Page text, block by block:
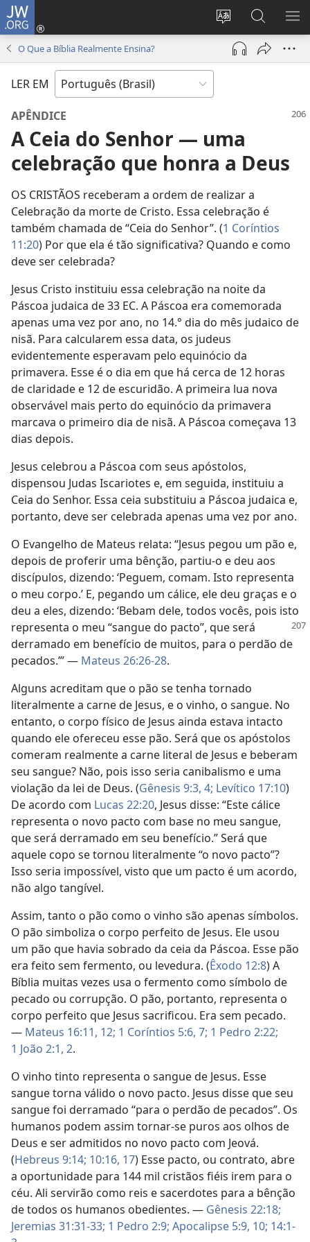
JW.ORG
Mudar
idioma
Log
(abre
janela)
Buscar
no
JW.ORG
O Que a Bíblia Realmente Ensina?
LER EM
APÊNDICE
A Ceia do Senhor — uma
celebração que honra a Deus
OS CRISTÃOS receberam a ordem de realizar a
Celebração da morte de Cristo. Essa celebração é
também chamada de “Ceia do Senhor”. (1 Coríntios
11:20) Por que ela é tão significativa? Quando e como
deve ser celebrada?
Jesus Cristo instituiu essa celebração na noite da
Páscoa judaica de 33 EC. A Páscoa era comemorada
apenas uma vez por ano, no 14.° dia do mês judaico de
nisã. Para calcularem essa data, os judeus
evidentemente esperavam pelo equinócio da
primavera. Esse é o dia em que há cerca de 12 horas
de claridade e 12 de escuridão. A primeira lua nova
observável mais perto do equinócio da primavera
marcava o primeiro dia de nisã. A Páscoa começava 13
dias depois.
Jesus celebrou a Páscoa com seus apóstolos,
dispensou Judas Iscariotes e, em seguida, instituiu a
Ceia do Senhor. Essa ceia substituiu a Páscoa judaica e,
portanto, deve ser celebrada apenas uma vez por ano.
O Evangelho de Mateus relata: “Jesus pegou um pão e,
depois de proferir uma bênção, partiu-o e deu aos
discípulos, dizendo: ‘Peguem, comam. Isto representa
o meu corpo.’ E, pegando um cálice, ele deu graças e o
deu a eles, dizendo: ‘Bebam dele, todos vocês, pois isto
representa o meu “sangue do pacto”, que será
derramado em benefício de muitos, para o perdão de
pecados.’” — Mateus 26:26-28.
Alguns acreditam que o pão se tenha tornado
literalmente a carne de Jesus, e o vinho, o sangue. No
entanto, o corpo físico de Jesus ainda estava intacto
quando ele ofereceu esse pão. Será que os apóstolos
comeram realmente a carne literal de Jesus e beberam
seu sangue? Não, pois isso seria canibalismo e uma
violação da lei de Deus. (Gênesis 9:3, 4; Levítico 17:10)
De acordo com Lucas 22:20, Jesus disse: “Este cálice
representa o novo pacto com base no meu sangue,
que será derramado em seu benefício.” Será que
aquele copo se tornou literalmente “o novo pacto”?
Isso seria impossível, visto que um pacto é um acordo,
não algo tangível.
Assim, tanto o pão como o vinho são apenas símbolos.
O pão simboliza o corpo perfeito de Jesus. Ele usou
um pão que havia sobrado da ceia da Páscoa. Esse pão
era feito sem fermento, ou levedura. (Êxodo 12:8) A
Bíblia muitas vezes usa o fermento como símbolo de
pecado ou corrupção. O pão, portanto, representa o
corpo perfeito que Jesus sacrificou. Era sem pecado.
— Mateus 16:11, 12; 1 Coríntios 5:6, 7; 1 Pedro 2:22;
1 João 2:1, 2.
O vinho tinto representa o sangue de Jesus. Esse
sangue torna válido o novo pacto. Jesus disse que seu
sangue foi derramado “para o perdão de pecados”. Os
humanos podem assim tornar-se puros aos olhos de
Deus e ser admitidos no novo pacto com Jeová.
(Hebreus 9:14; 10:16, 17) Esse pacto, ou contrato, abre
a oportunidade para 144 mil cristãos fiéis irem para o
céu. Ali servirão como reis e sacerdotes para a bênção
de todos os humanos obedientes. — Gênesis 22:18;
Jeremias 31:31-33; 1 Pedro 2:9; Apocalipse 5:9, 10; 14:1-